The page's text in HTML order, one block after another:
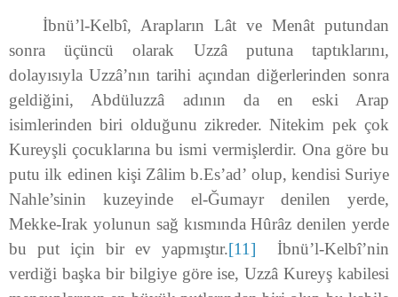
İbnü’l-Kelbî, Arapların Lât ve Menât putundan
sonra üçüncü olarak Uzzâ putuna taptıklarını,
dolayısıyla Uzzâ’nın tarihi açından diğerlerinden sonra
geldiğini, Abdüluzzâ adının da en eski Arap
isimlerinden biri olduğunu zikreder. Nitekim pek çok
Kureyşli çocuklarına bu ismi vermişlerdir. Ona göre bu
putu ilk edinen kişi Zâlim b.Es’ad’ olup, kendisi Suriye
Nahle’sinin kuzeyinde el-Ğumayr denilen yerde,
Mekke-Irak yolunun sağ kısmında Hûrâz denilen yerde
bu put için bir ev yapmıştır.[11] İbnü’l-Kelbî’nin
verdiği başka bir bilgiye göre ise, Uzzâ Kureyş kabilesi